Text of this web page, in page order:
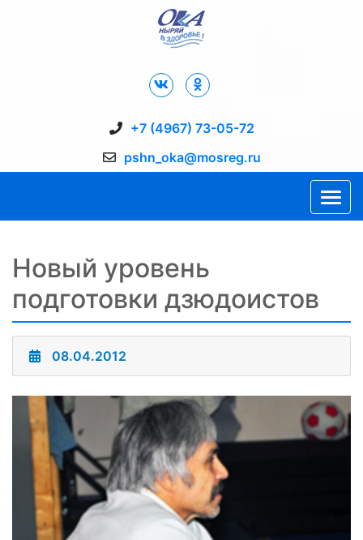
+7 (4967) 73-05-72
pshn_oka@mosreg.ru
Новый уровень
подготовки дзюдоистов
08.04.2012